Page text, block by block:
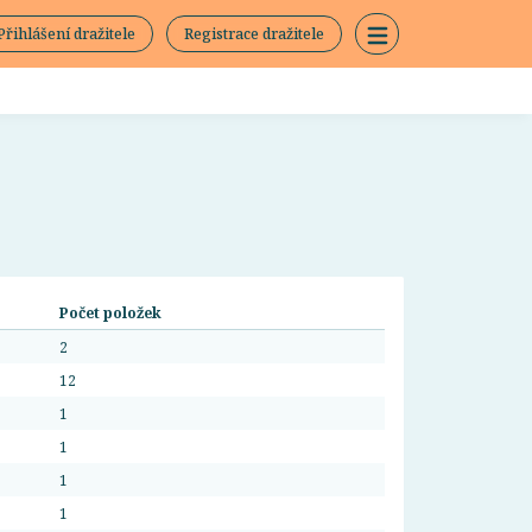
dražitele Registrace dražitele
Počet položek
2
12
1
1
1
1